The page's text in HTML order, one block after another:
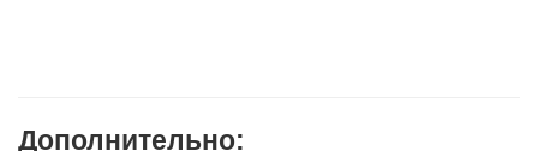
Дополнительно: